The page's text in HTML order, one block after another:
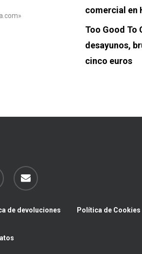
comercial en
Too Good To
desayunos,
cinco euros
email
de devoluciones Política de Cookies